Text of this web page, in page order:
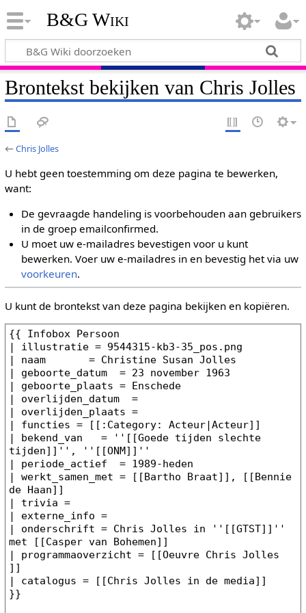
B&G Wiki
Brontekst bekijken van Chris Jolles
←Chris Jolles
U hebt geen toestemming om deze pagina te bewerken,
want:
De gevraagde handeling is voorbehouden aan gebruikers
in de groep emailconfirmed.
U moet uw e-mailadres bevestigen voor u kunt
bewerken. Voer uw e-mailadres in en bevestig het via uw
voorkeuren.
U kunt de brontekst van deze pagina bekijken en kopiëren.